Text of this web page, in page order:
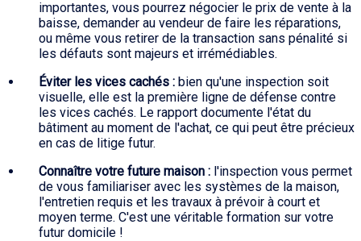
importantes, vous pourrez négocier le prix de vente à la
baisse, demander au vendeur de faire les réparations,
ou même vous retirer de la transaction sans pénalité si
les défauts sont majeurs et irrémédiables.
Éviter les vices cachés : bien qu'une inspection soit
visuelle, elle est la première ligne de défense contre
les vices cachés. Le rapport documente l'état du
bâtiment au moment de l'achat, ce qui peut être précieux
en cas de litige futur.
Connaître votre future maison : l'inspection vous permet
de vous familiariser avec les systèmes de la maison,
l'entretien requis et les travaux à prévoir à court et
moyen terme. C'est une véritable formation sur votre
futur domicile !